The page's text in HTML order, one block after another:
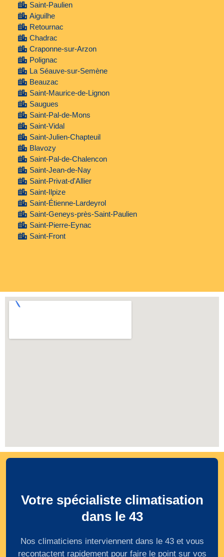
Saint-Paulien
Aiguilhe
Retournac
Chadrac
Craponne-sur-Arzon
Polignac
La Séauve-sur-Semène
Beauzac
Saint-Maurice-de-Lignon
Saugues
Saint-Pal-de-Mons
Saint-Vidal
Saint-Julien-Chapteuil
Blavozy
Saint-Pal-de-Chalencon
Saint-Jean-de-Nay
Saint-Privat-d'Allier
Saint-Ilpize
Saint-Étienne-Lardeyrol
Saint-Geneys-près-Saint-Paulien
Saint-Pierre-Eynac
Saint-Front
Votre spécialiste climatisation
dans le 43
Nos climaticiens interviennent dans le 43 et vous
recontactent rapidement pour faire le point sur vos